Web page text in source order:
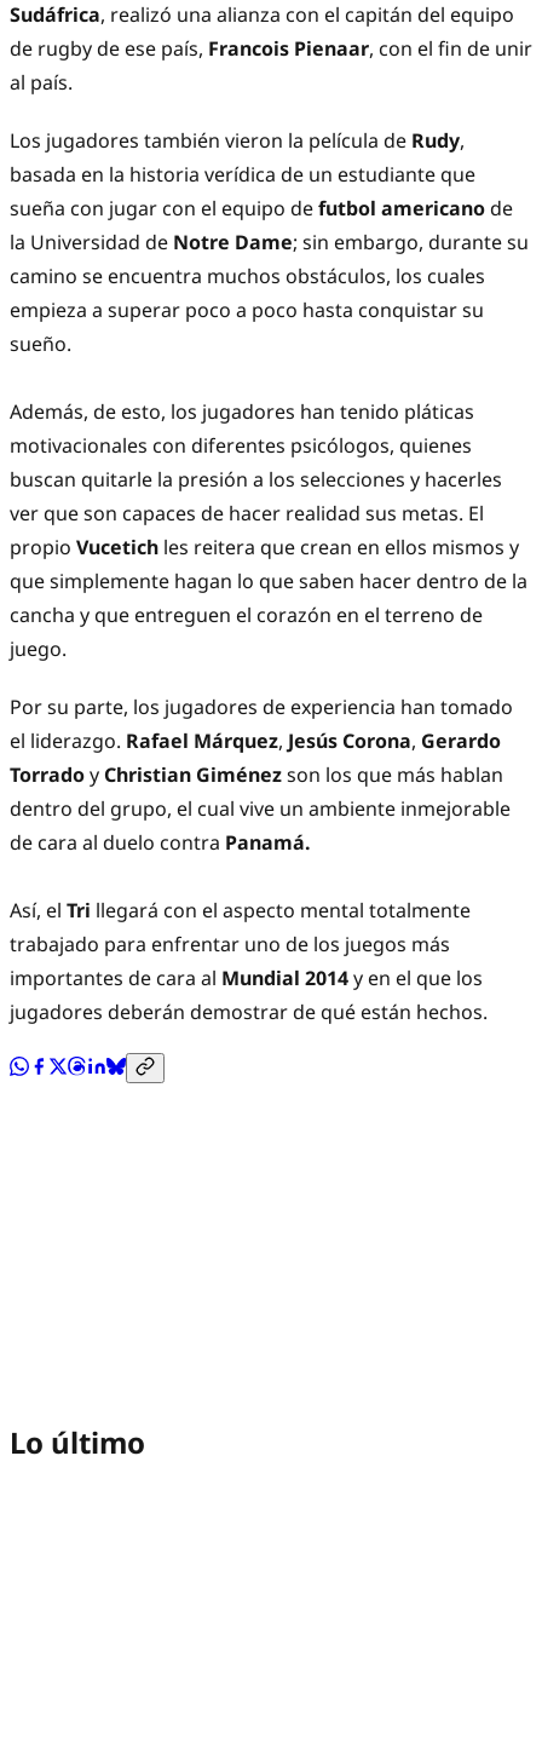
Sudáfrica, realizó una alianza con el capitán del equipo
de rugby de ese país, Francois Pienaar, con el fin de unir
al país.
Los jugadores también vieron la película de Rudy,
basada en la historia verídica de un estudiante que
sueña con jugar con el equipo defutbol americanode
la Universidad de Notre Dame; sin embargo, durante su
camino se encuentra muchos obstáculos, los cuales
empieza a superar poco a poco hasta conquistar su
sueño.
Además, de esto, los jugadores han tenido pláticas
motivacionales con diferentes psicólogos, quienes
buscan quitarle la presión a los selecciones y hacerles
ver que son capaces de hacer realidad sus metas. El
propio Vucetich les reitera que crean en ellos mismos y
que simplemente hagan lo que saben hacer dentro de la
cancha y que entreguen el corazón en el terreno de
juego.
Por su parte, los jugadores de experiencia han tomado
el liderazgo. Rafael Márquez, Jesús Corona, Gerardo
Torradoy Christian Giménezson los que más hablan
dentro del grupo, el cual vive un ambiente inmejorable
de cara al duelo contra Panamá.
Así, el Tri llegará con el aspecto mental totalmente
trabajado para enfrentar uno de los juegos más
importantes de cara al Mundial 2014y en el que los
jugadores deberán demostrar de qué están hechos.
Lo último